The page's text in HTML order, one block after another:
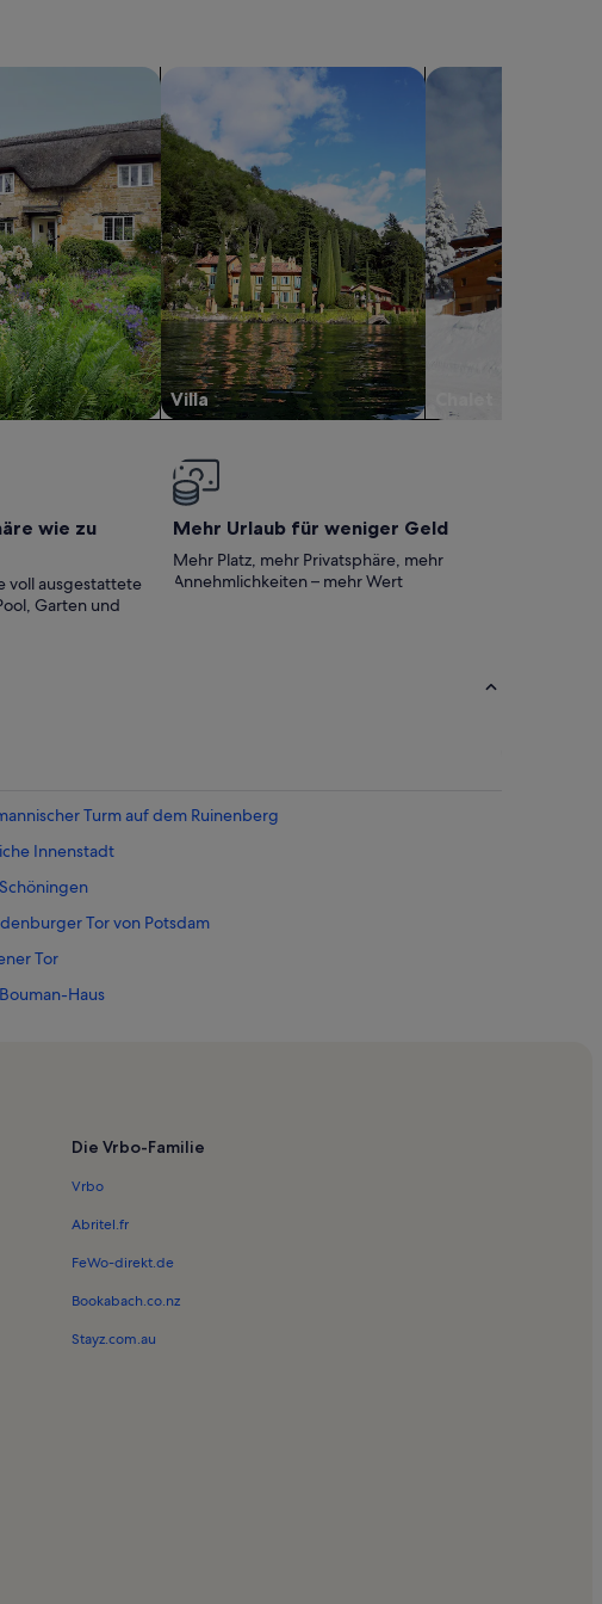
Villa
Suche nach Villen Suche nach Chalets
wie zu
voll ausgestattete
Garten und
Mehr Urlaub für weniger Geld
Mehr Platz, mehr Privatsphäre, mehr
Annehmlichkeiten – mehr Wert
Turm auf dem Ruinenberg
Innenstadt
Tor von Potsdam
Tor
Haus
Lustgarten
Die Vrbo-Familie
Vrbo
Abritel.fr
FeWo-direkt.de
Bookabach.co.nz
Stayz.com.au